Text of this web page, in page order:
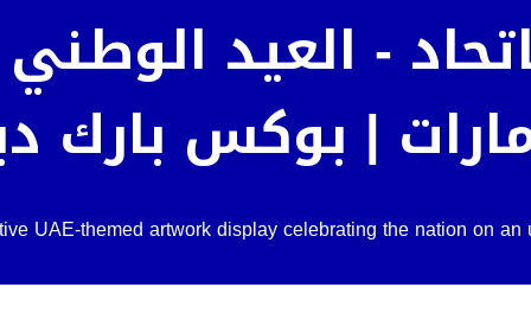
- العيد
| بوكس بارك